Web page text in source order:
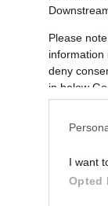
Please
information
deny
in below
I want
Opted
ÜGYNÖKSÉG
IMPRESSIONS:
CONSOLE
months of real...